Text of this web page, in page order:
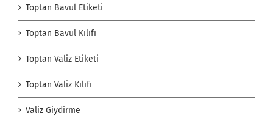
Toptan Bavul Etiketi
Toptan Bavul Kılıfı
Toptan Valiz Etiketi
Toptan Valiz Kılıfı
Valiz Giydirme